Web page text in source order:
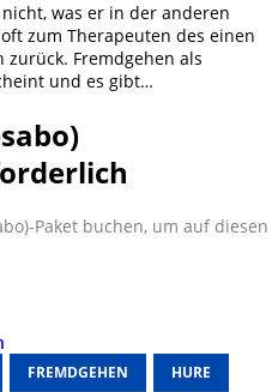
was er in der anderen
zum Therapeuten des einen
Fremdgehen als
und es gibt…
Paket buchen, um auf diesen
FREMDGEHEN HURE